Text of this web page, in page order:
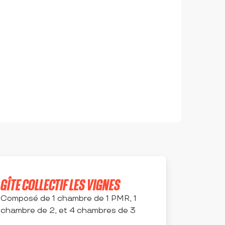
GÎTE COLLECTIF LES VIGNES
Composé de 1 chambre de 1 PMR, 1
chambre de 2, et 4 chambres de 3